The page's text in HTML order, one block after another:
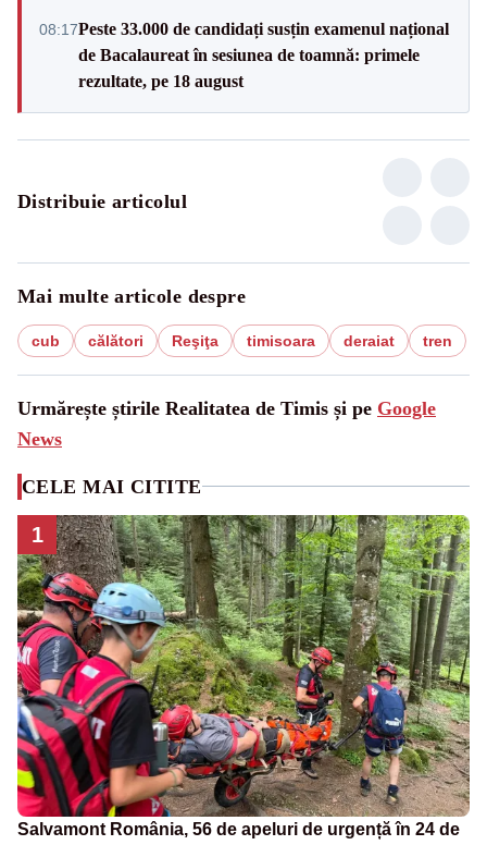
08:17Peste 33.000 de candidați susțin examenul național
de Bacalaureat în sesiunea de toamnă: primele
rezultate, pe 18 august
Distribuie articolul
Mai multe articole despre
cub călători Reşiţa timisoara deraiat tren
Urmărește știrile Realitatea de Timis și pe Google
News
CELE MAI CITITE
1
Salvamont România, 56 de apeluri de urgență în 24 de